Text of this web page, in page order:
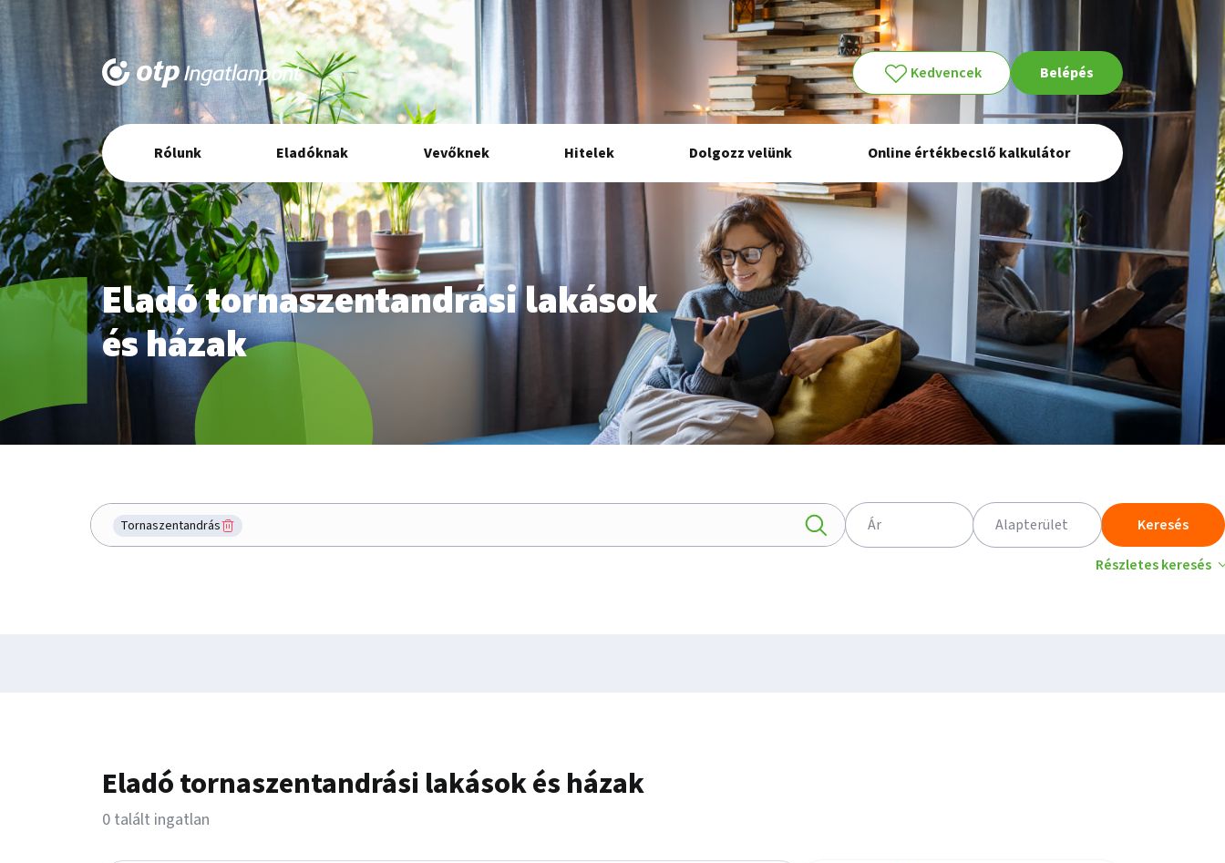
Kedvencek Belépés
Elsődleges
navigáció
Rólunk Eladóknak Vevőknek Hitelek Dolgozz velünk Online értékbecslő kalkulátor
Eladó tornaszentandrási lakások
és házak
Hol keresel?
Tornaszentandrás Ár Alapterület
Keresés
Részletes keresés
Eladó tornaszentandrási lakások és házak
0 talált ingatlan